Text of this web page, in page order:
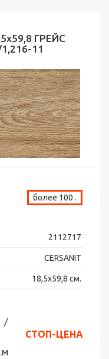
ГРЕЙС
11
более 100 .
2112717
CERSANIT
18,5х59,8 см.
/
СТОП-ЦЕНА